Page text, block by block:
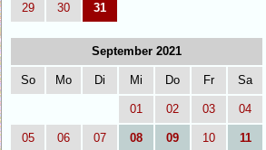
29 30 31
September 2021
So Mo Di Mi Do Fr Sa
01 02 03 04
05 06 07 08 09 10 11